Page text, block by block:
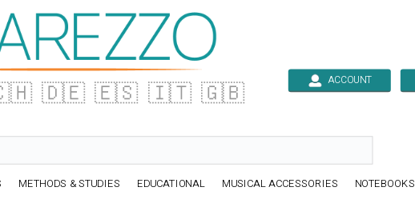
🇩🇪 🇪🇸 🇮🇹 🇬🇧 ACCOUNT
METHODS & STUDIES EDUCATIONAL MUSICAL ACCESSORIES NOTEBOOKS